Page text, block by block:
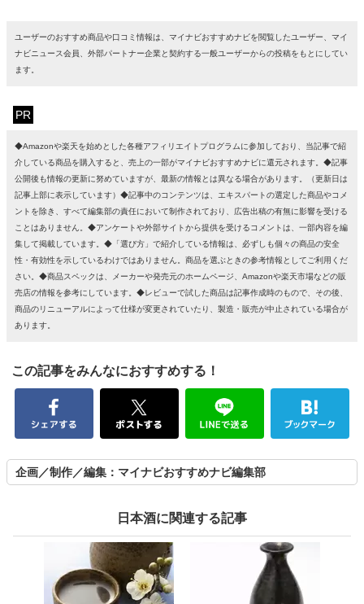
ユーザーのおすすめ商品や口コミ情報は、マイナビおすすめナビを閲覧したユーザー、マイ
ナビニュース会員、外部パートナー企業と契約する一般ユーザーからの投稿をもとにしてい
ます。
PR
◆Amazonや楽天を始めとした各種アフィリエイトプログラムに参加しており、当記事で紹
介している商品を購入すると、売上の一部がマイナビおすすめナビに還元されます。◆記事
公開後も情報の更新に努めていますが、最新の情報とは異なる場合があります。（更新日は
記事上部に表示しています）◆記事中のコンテンツは、エキスパートの選定した商品やコメ
ントを除き、すべて編集部の責任において制作されており、広告出稿の有無に影響を受ける
ことはありません。◆アンケートや外部サイトから提供を受けるコメントは、一部内容を編
集して掲載しています。◆「選び方」で紹介している情報は、必ずしも個々の商品の安全
性・有効性を示しているわけではありません。商品を選ぶときの参考情報としてご利用くだ
さい。◆商品スペックは、メーカーや発売元のホームページ、Amazonや楽天市場などの販
売店の情報を参考にしています。◆レビューで試した商品は記事作成時のもので、その後、
商品のリニューアルによって仕様が変更されていたり、製造・販売が中止されている場合が
あります。
この記事をみんなにおすすめする！
企画／制作／編集：マイナビおすすめナビ編集部
日本酒に関連する記事